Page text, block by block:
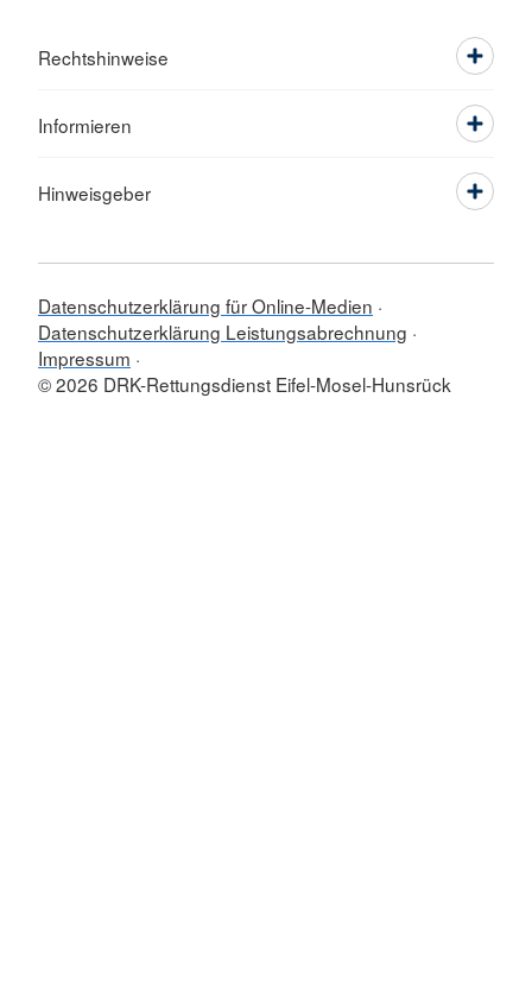
Rechtshinweise
Informieren
Hinweisgeber
Datenschutzerklärung für Online-Medien
Datenschutzerklärung Leistungsabrechnung
Impressum
© 2026 DRK-Rettungsdienst Eifel-Mosel-Hunsrück